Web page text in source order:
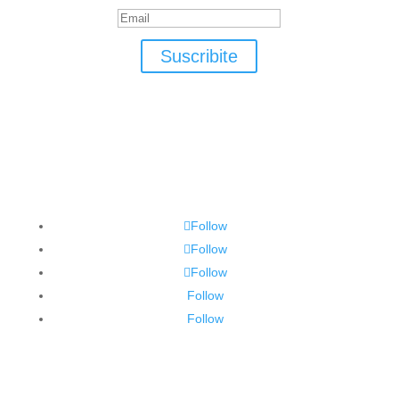
Suscribite
Follow
Follow
Follow
Follow
Follow